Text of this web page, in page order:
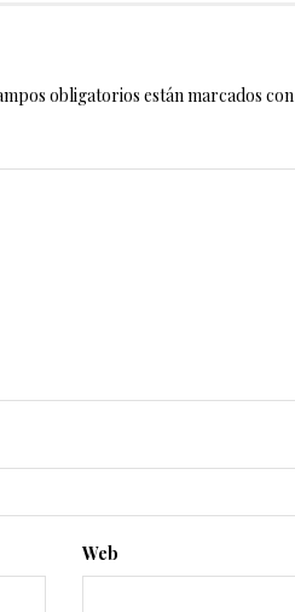
obligatorios están marcados con
Web